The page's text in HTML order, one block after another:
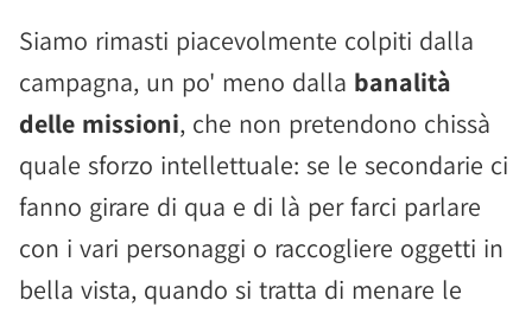
Siamo rimasti piacevolmente colpiti dalla
campagna, un po' meno dalla banalità
delle missioni, che non pretendono chissà
quale sforzo intellettuale: se le secondarie ci
fanno girare di qua e di là per farci parlare
con i vari personaggi o raccogliere oggetti in
bella vista, quando si tratta di menare le